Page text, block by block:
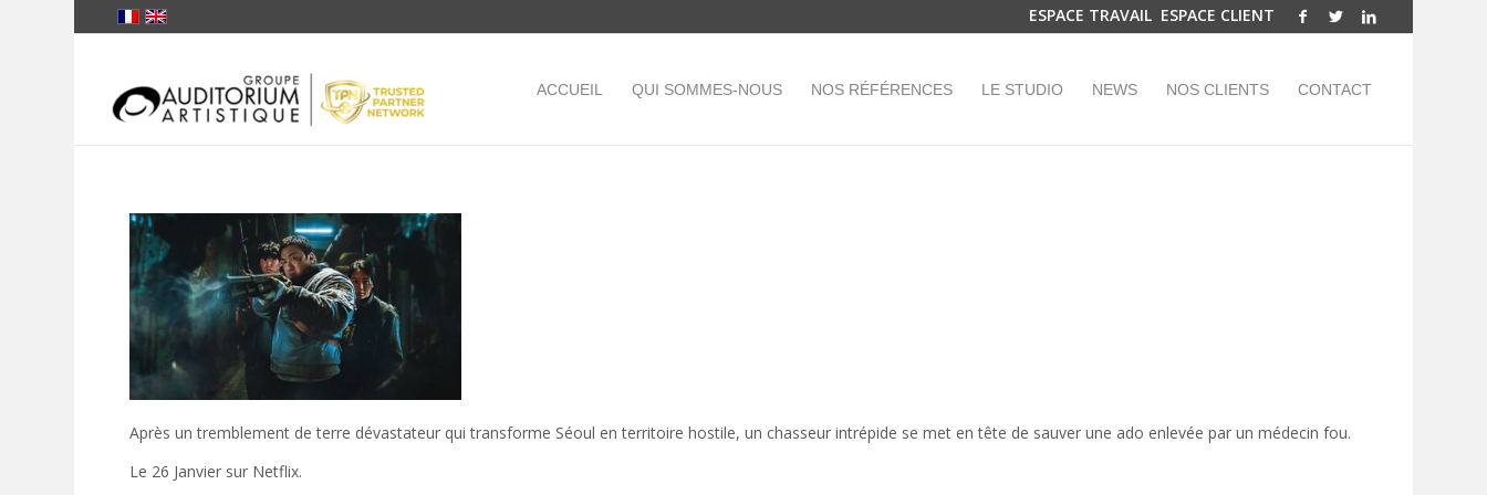
ESPACE TRAVAIL ESPACE CLIENT
ACCUEIL QUI SOMMES-NOUS NOS RÉFÉRENCES LE STUDIO NEWS NOS CLIENTS CONTACT
Après un tremblement de terre dévastateur qui transforme Séoul en territoire hostile, un chasseur intrépide se met en tête de sauver une ado enlevée par un médecin fou.
Le 26 Janvier sur Netflix.